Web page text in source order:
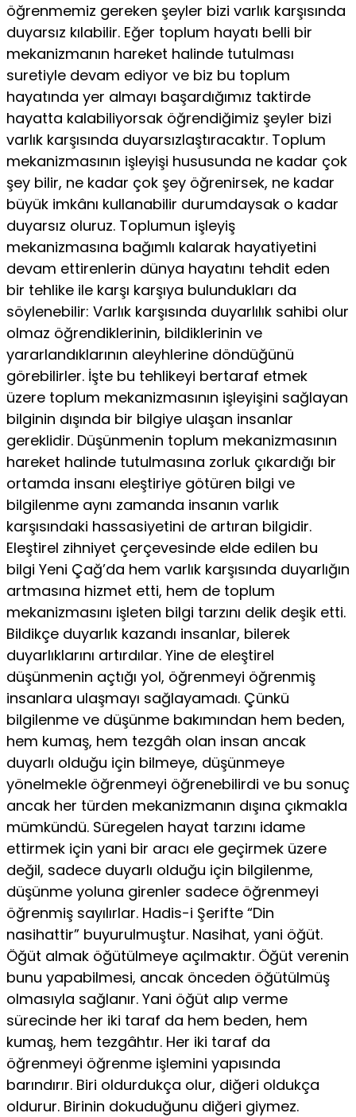
öğrenmemiz gereken şeyler bizi varlık karşısında
duyarsız kılabilir. Eğer toplum hayatı belli bir
mekanizmanın hareket halinde tutulması
suretiyle devam ediyor ve biz bu toplum
hayatında yer almayı başardığımız taktirde
hayatta kalabiliyorsak öğrendiğimiz şeyler bizi
varlık karşısında duyarsızlaştıracaktır. Toplum
mekanizmasının işleyişi hususunda ne kadar çok
şey bilir, ne kadar çok şey öğrenirsek, ne kadar
büyük imkânı kullanabilir durumdaysak o kadar
duyarsız oluruz. Toplumun işleyiş
mekanizmasına bağımlı kalarak hayatiyetini
devam ettirenlerin dünya hayatını tehdit eden
bir tehlike ile karşı karşıya bulundukları da
söylenebilir: Varlık karşısında duyarlılık sahibi olur
olmaz öğrendiklerinin, bildiklerinin ve
yararlandıklarının aleyhlerine döndüğünü
görebilirler. İşte bu tehlikeyi bertaraf etmek
üzere toplum mekanizmasının işleyişini sağlayan
bilginin dışında bir bilgiye ulaşan insanlar
gereklidir. Düşünmenin toplum mekanizmasının
hareket halinde tutulmasına zorluk çıkardığı bir
ortamda insanı eleştiriye götüren bilgi ve
bilgilenme aynı zamanda insanın varlık
karşısındaki hassasiyetini de artıran bilgidir.
Eleştirel zihniyet çerçevesinde elde edilen bu
bilgi Yeni Çağ’da hem varlık karşısında duyarlığın
artmasına hizmet etti, hem de toplum
mekanizmasını işleten bilgi tarzını delik deşik etti.
Bildikçe duyarlık kazandı insanlar, bilerek
duyarlıklarını artırdılar. Yine de eleştirel
düşünmenin açtığı yol, öğrenmeyi öğrenmiş
insanlara ulaşmayı sağlayamadı. Çünkü
bilgilenme ve düşünme bakımından hem beden,
hem kumaş, hem tezgâh olan insan ancak
duyarlı olduğu için bilmeye, düşünmeye
yönelmekle öğrenmeyi öğrenebilirdi ve bu sonuç
ancak her türden mekanizmanın dışına çıkmakla
mümkündü. Süregelen hayat tarzını idame
ettirmek için yani bir aracı ele geçirmek üzere
değil, sadece duyarlı olduğu için bilgilenme,
düşünme yoluna girenler sadece öğrenmeyi
öğrenmiş sayılırlar. Hadis-i Şerifte “Din
nasihattir” buyurulmuştur. Nasihat, yani öğüt.
Öğüt almak öğütülmeye açılmaktır. Öğüt verenin
bunu yapabilmesi, ancak önceden öğütülmüş
olmasıyla sağlanır. Yani öğüt alıp verme
sürecinde her iki taraf da hem beden, hem
kumaş, hem tezgâhtır. Her iki taraf da
öğrenmeyi öğrenme işlemini yapısında
barındırır. Biri oldurdukça olur, diğeri oldukça
oldurur. Birinin dokuduğunu diğeri giymez.